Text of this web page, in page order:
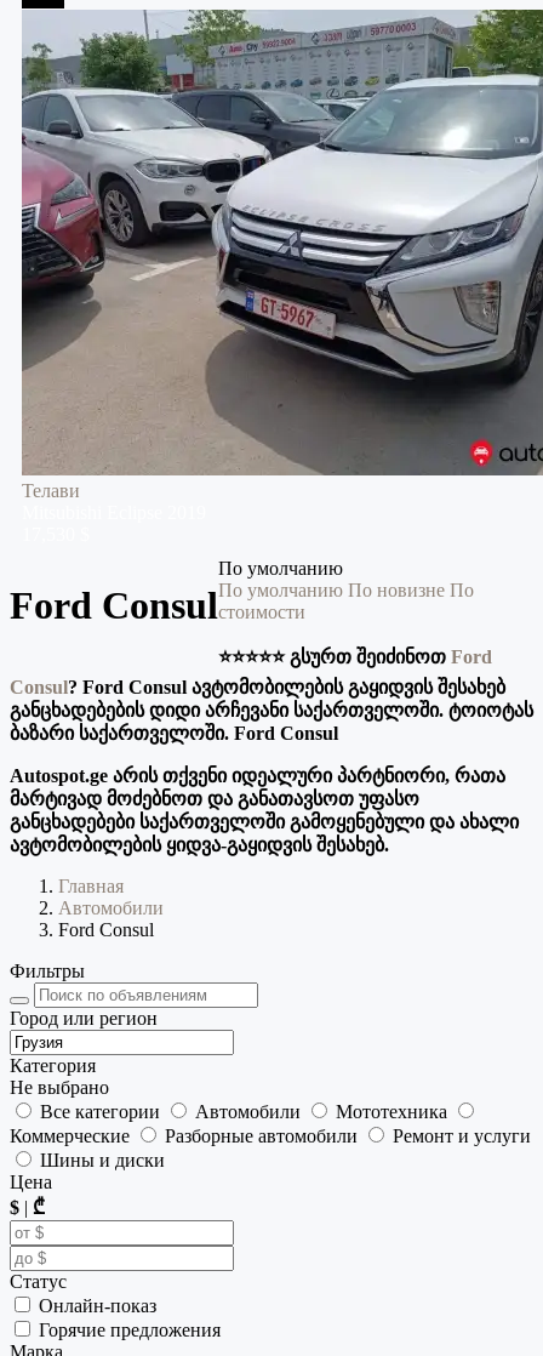
Телави
Ford Consul
По умолчанию
По умолчанию По новизне По
стоимости
⭐️⭐️⭐️⭐️⭐️ გსურთ შეიძინოთ Ford
Consul? Ford Consul ავტომობილების გაყიდვის შესახებ
განცხადებების დიდი არჩევანი საქართველოში. ტოიოტას
ბაზარი საქართველოში. Ford Consul
Autospot.ge არის თქვენი იდეალური პარტნიორი, რათა
მარტივად მოძებნოთ და განათავსოთ უფასო
განცხადებები საქართველოში გამოყენებული და ახალი
ავტომობილების ყიდვა-გაყიდვის შესახებ.
Главная
Автомобили
Ford Consul
Фильтры
Город или регион
Категория
Не выбрано
Все категории
Автомобили
Мототехника
Коммерческие
Разборные автомобили
Ремонт и услуги
Шины и диски
Цена
$ | ₾
Статус
Онлайн-показ
Горячие предложения
Марка